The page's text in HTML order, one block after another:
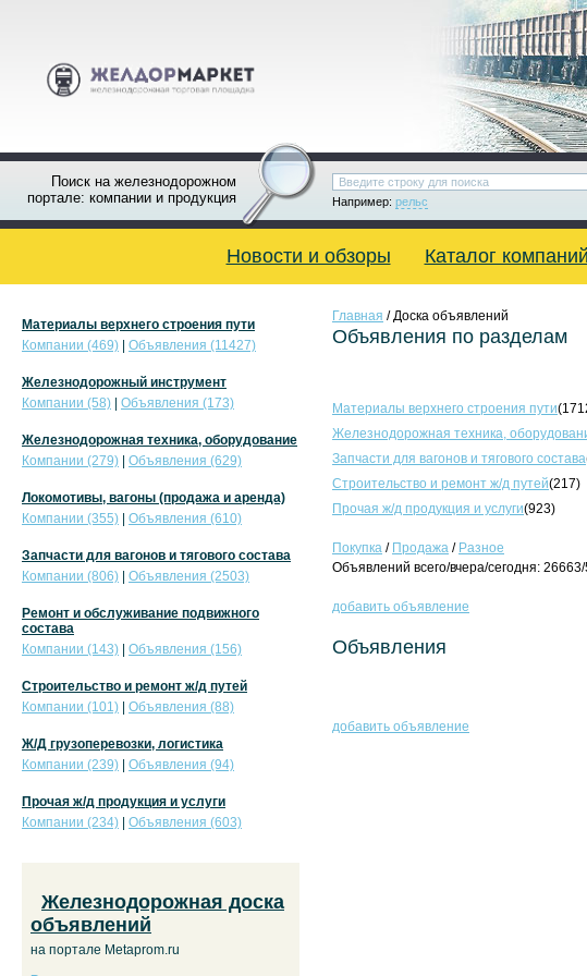
Поиск на железнодорожном
портале: компании и продукция
Например: рельс
Новости и обзоры Каталог компаний
Главная / Доска объявлений
Объявления по разделам
Материалы верхнего строения пути
Железнодорожная техника,
Запчасти для вагонов и тягового состава
Строительство и ремонт ж/д путей(217)
Прочая ж/д продукция и услуги(923)
Покупка / Продажа / Разное
Объявлений всего/вчера/сегодня:
добавить объявление
Объявления
добавить объявление
Материалы верхнего строения пути
Компании (469)
Объявления (11427)
Железнодорожный инструмент
Компании (58)
Объявления (173)
Железнодорожная техника, оборудование
Компании (279)
Объявления (629)
Локомотивы, вагоны (продажа и аренда)
Компании (355)
Объявления (610)
Запчасти для вагонов и тягового состава
Компании (806)
Объявления (2503)
Ремонт и обслуживание подвижного
состава
Компании (143)
Объявления (156)
Строительство и ремонт ж/д путей
Компании (101)
Объявления (88)
Ж/Д грузоперевозки, логистика
Компании (239)
Объявления (94)
Прочая ж/д продукция и услуги
Компании (234)
Объявления (603)
Железнодорожная доска
объявлений
на портале Metaprom.ru